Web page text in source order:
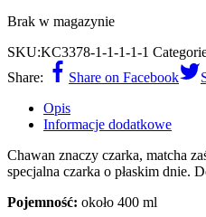
Brak w magazynie
SKU:KC3378-1-1-1-1-1
Share:
Share on Facebook
Opis
Informacje dodatkowe
Chawan znaczy czarka, matcha
specjalna czarka o płaskim dnie.
Pojemność: około 400 ml